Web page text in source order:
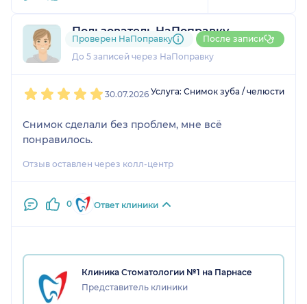
Пользователь НаПоправку
1 отзыв
До 5 записей через НаПоправку
Проверен НаПоправку После записи
30.07.2026 Услуга: Снимок зуба / челюсти
Снимок сделали без проблем, мне всё
понравилось.
Отзыв оставлен через колл-центр
0 Ответ клиники
Клиника Стоматологии №1 на Парнасе
Представитель клиники